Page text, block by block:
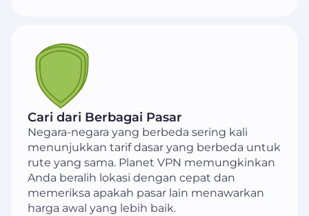
Cari dari Berbagai Pasar
Negara-negara yang berbeda sering kali
menunjukkan tarif dasar yang berbeda untuk
rute yang sama. Planet VPN memungkinkan
Anda beralih lokasi dengan cepat dan
memeriksa apakah pasar lain menawarkan
harga awal yang lebih baik.